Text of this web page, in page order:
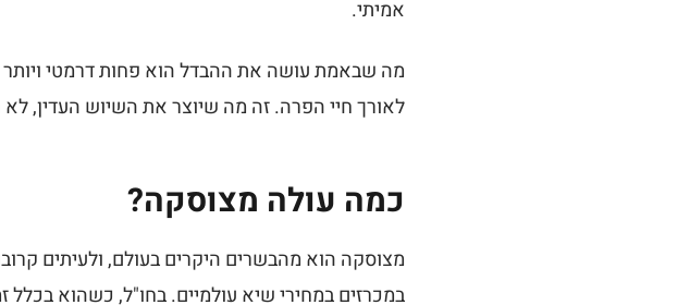
אמיתי.
מה שבאמת עושה את ההבדל הוא פחות דרמטי
לאורך חיי הפרה. זה מה שיוצר את השיוש העדין, לא
כמה עולה מצוסקה?
מצוסקה הוא מהבשרים היקרים בעולם, ולעיתים
במכרזים במחירי שיא עולמיים. בחו"ל, כשהוא